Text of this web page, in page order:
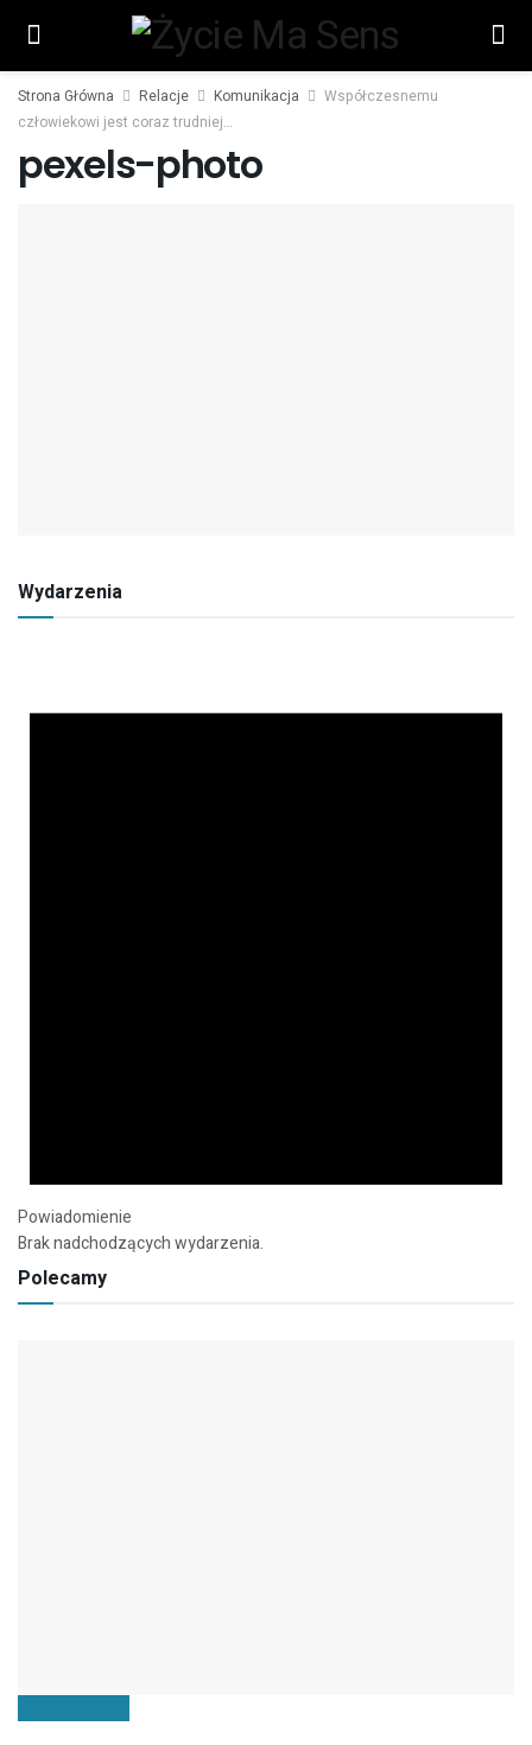
Strona Główna Relacje Komunikacja
Współczesnemu
człowiekowi jest coraz trudniej…
pexels-photo
Wydarzenia
Powiadomienie
Brak nadchodzących wydarzenia.
Polecamy